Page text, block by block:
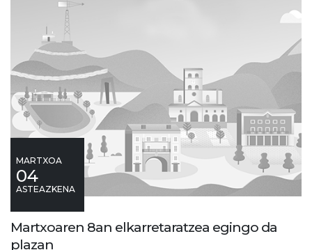
MARTXOA
04
ASTEAZKENA
Martxoaren 8an elkarretaratzea egingo da
plazan